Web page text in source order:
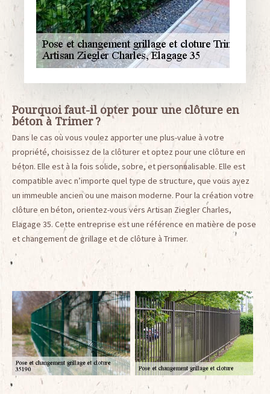
Pourquoi faut-il opter pour une clôture en
béton à Trimer ?
Dans le cas où vous voulez apporter une plus-value à votre
propriété, choisissez de la clôturer et optez pour une clôture en
béton. Elle est à la fois solide, sobre, et personnalisable. Elle est
compatible avec n’importe quel type de structure, que vous ayez
un immeuble ancien ou une maison moderne. Pour la création votre
clôture en béton, orientez-vous vers Artisan Ziegler Charles,
Elagage 35. Cette entreprise est une référence en matière de pose
et changement de grillage et de clôture à Trimer.